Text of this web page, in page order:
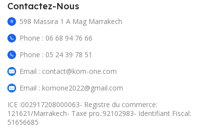
Contactez-Nous
598 Massira 1 A Mag Marrakech
Phone : 06 68 94 76 66
Phone : 05 24 39 78 51
Email : contact@kom-one.com
Email : komone2022@gmail.com
ICE :002917208000063- Registre du commerce:
121621/Marrakech- Taxe pro.:92102983- Identifiant Fiscal:
51656685